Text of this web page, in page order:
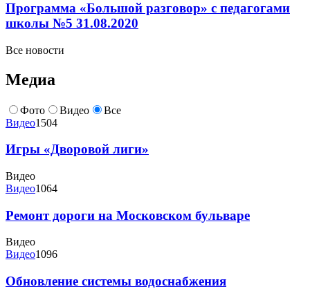
Программа «Большой разговор» с педагогами
школы №5 31.08.2020
Все новости
Медиа
Фото Видео
Все
Видео1504
Игры «Дворовой лиги»
Видео
Видео1064
Ремонт дороги на Московском бульваре
Видео
Видео1096
Обновление системы водоснабжения